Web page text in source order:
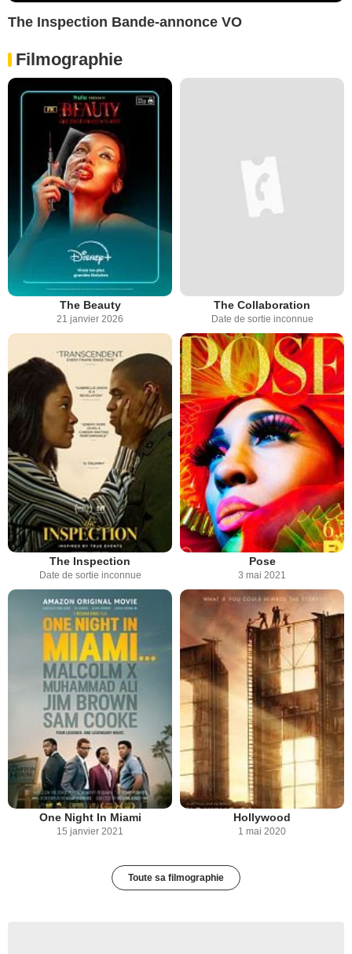
The Inspection Bande-annonce VO
Filmographie
The Beauty
21 janvier 2026
The Collaboration
Date de sortie inconnue
The Inspection
Date de sortie inconnue
Pose
3 mai 2021
One Night In Miami
15 janvier 2021
Hollywood
1 mai 2020
Toute sa filmographie